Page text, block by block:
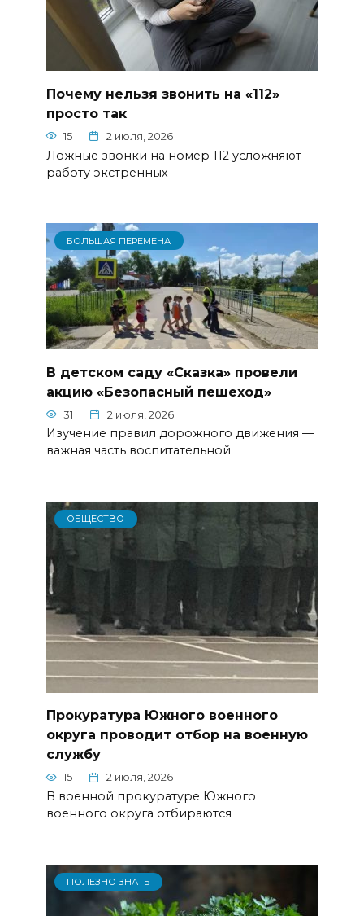
Почему нельзя звонить на «112»
просто так
15 2 июля, 2026
Ложные звонки на номер 112 усложняют
работу экстренных
БОЛЬШАЯ ПЕРЕМЕНА
В детском саду «Сказка» провели
акцию «Безопасный пешеход»
31 2 июля, 2026
Изучение правил дорожного движения —
важная часть воспитательной
ОБЩЕСТВО
Прокуратура Южного военного
округа проводит отбор на военную
службу
15 2 июля, 2026
В военной прокуратуре Южного
военного округа отбираются
ПОЛЕЗНО ЗНАТЬ